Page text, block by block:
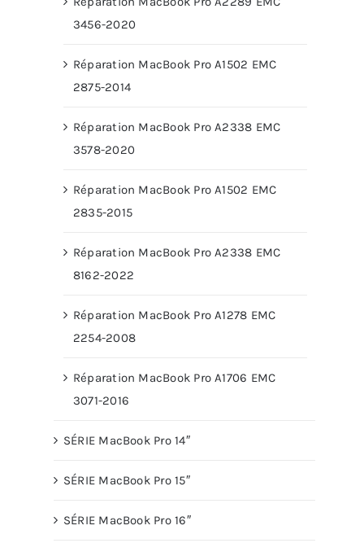
3456-2020
Réparation MacBook Pro A1502 EMC
2875-2014
Réparation MacBook Pro A2338 EMC
3578-2020
Réparation MacBook Pro A1502 EMC
2835-2015
Réparation MacBook Pro A2338 EMC
8162-2022
Réparation MacBook Pro A1278 EMC
2254-2008
Réparation MacBook Pro A1706 EMC
3071-2016
SÉRIE MacBook Pro 14″
SÉRIE MacBook Pro 15″
SÉRIE MacBook Pro 16″